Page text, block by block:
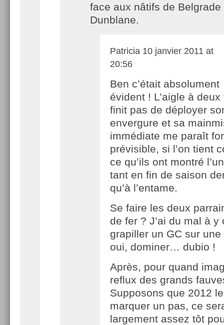
face aux nâtifs de Belgrade
Dunblane.
Patricia 10 janvier 2011 at
20:56
Ben c’était absolument
évident ! L’aigle à deux
finit pas de déployer
envergure et sa
immédiate me paraît
prévisible, si l’on tient
ce qu’ils ont montré
tant en fin de saison
qu’à l’entame.
Se faire les deux
de fer ? J’ai du mal à
grapiller un GC sur
oui, dominer… dubio !
Après, pour quand
reflux des grands
Supposons que 2012
marquer un pas, ce
largement assez tôt